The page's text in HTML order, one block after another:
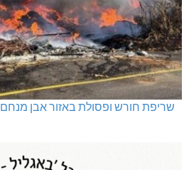
שריפת חורש ופסולת באזור אבן מנחם